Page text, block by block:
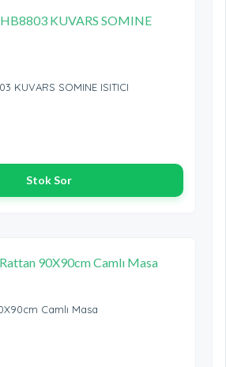
KUVARS SOMINE ISITICI
Stok Sor
Camlı Masa